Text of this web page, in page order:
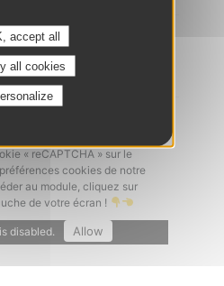
candidature ? Vérifiez que
« reCAPTCHA » sur le
cookies de notre
au module, cliquez sur
de votre écran !
disabled. Allow
accept all
all cookies